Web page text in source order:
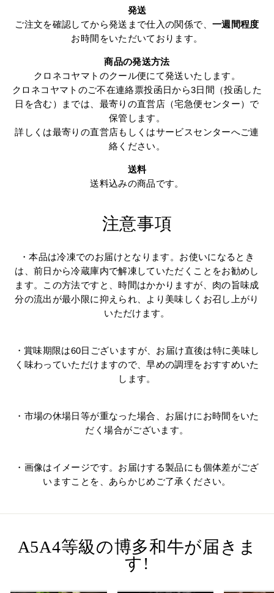
発送
ご注文を確認してから発送まで仕入の関係で、 一週間程度
お時間をいただいております。
商品の発送方法
クロネコヤマトのクール便にて発送いたします。
クロネコヤマトのご不在連絡票投函日から3日間（投函した
日を含む）までは、最寄りの直営店（宅急便センター）で
保管します。
詳しくは最寄りの直営店もしくはサービスセンターへご連
絡ください。
送料
送料込みの商品です。
注意事項
・本品は冷凍でのお届けとなります。お使いになるとき
は、前日から冷蔵庫内で解凍していただくことをお勧めし
ます。この方法ですと、時間はかかりますが、肉の旨味成
分の流出が最小限に抑えられ、より美味しくお召し上がり
いただけます。
・賞味期限は60日ございますが、お届け直後は特に美味し
く味わっていただけますので、早めの調理をおすすめいた
します。
・市場の休場日等が重なった場合、お届けにお時間をいた
だく場合がございます。
・画像はイメージです。お届けする製品にも個体差がござ
いますことを、あらかじめご了承ください。
A5A4等級の博多和牛が届きま
す!